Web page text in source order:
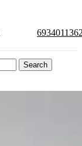
Search